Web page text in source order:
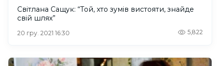
Світлана Сащук: “Той, хто зумів вистояти, знайде
свій шлях”
20 гру. 2021 16:30 5,822